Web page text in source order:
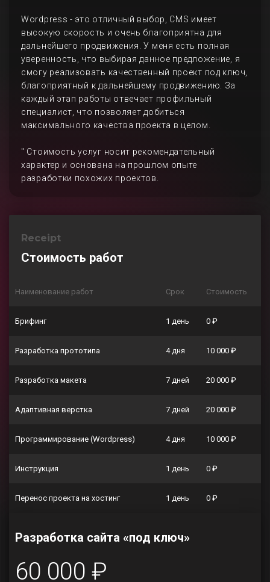
Wordpress - это отличный выбор, CMS имеет
высокую скорость и очень благоприятна для
дальнейшего продвижения. У меня есть полная
уверенность, что выбирая данное предложение, я
смогу реализовать качественный проект под ключ,
благоприятный к дальнейшему продвижению. За
каждый этап работы отвечает профильный
специалист, что позволяет добиться
максимального качества проекта в целом.
" Стоимость услуг носит рекомендательный
характер и основана на прошлом опыте
разработки похожих проектов.
Receipt
Стоимость работ
Наименование работ Срок Стоимость
Брифинг 1 день 0 ₽
Разработка прототипа 4 дня 10 000 ₽
Разработка макета 7 дней 20 000 ₽
Адаптивная верстка 7 дней 20 000 ₽
Программирование (Wordpress) 4 дня 10 000 ₽
Инструкция 1 день 0 ₽
Перенос проекта на хостинг 1 день 0 ₽
Разработка сайта «под ключ»
60 000 ₽